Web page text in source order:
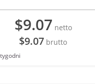
$9.07 netto
$9.07 brutto